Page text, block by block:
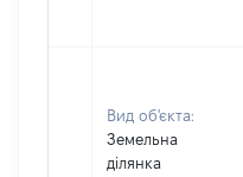
Вид об'єкта:
Земельна
ділянка